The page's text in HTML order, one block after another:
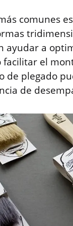
comunes
ayudar a
el
de plegado
de